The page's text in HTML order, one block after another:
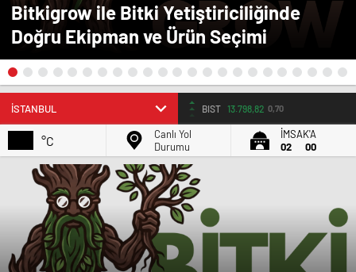
Bitkigrow ile Bitki Yetiştiriciliğinde
Doğru Ekipman ve Ürün Seçimi
BIST 13.798,82 0,70
°C
Canlı Yol
Durumu
İMSAK'A
02
00